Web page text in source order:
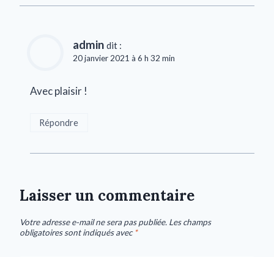
admin dit :
20 janvier 2021 à 6 h 32 min
Avec plaisir !
Répondre
Laisser un commentaire
Votre adresse e-mail ne sera pas publiée. Les champs
obligatoires sont indiqués avec*